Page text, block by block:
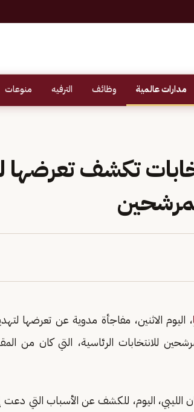
مدارات عالمية وظائف الترفيه منوعات
تكشف تعرضها
، اليوم الاثنين، مفاجأة مدوية عن تعرضها
للانتخابات الرئاسية، التي كان من
الليبي، اليوم، للكشف عن الأسباب التي دعت